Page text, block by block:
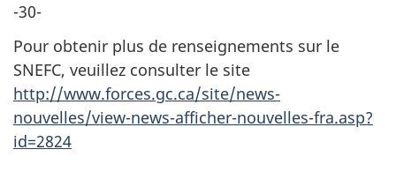
-30-
Pour obtenir plus de renseignements sur le
SNEFC, veuillez consulter le site
http://www.forces.gc.ca/site/news-
nouvelles/view-news-afficher-nouvelles-fra.asp?
id=2824